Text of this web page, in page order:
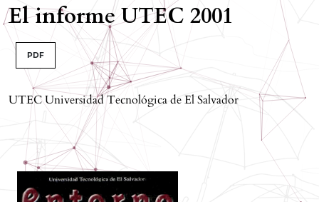
El informe UTEC 2001
PDF
UTEC Universidad Tecnológica de El Salvador